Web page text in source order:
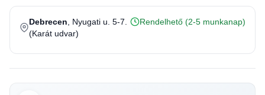
Debrecen , Nyugati u. 5-7.
(Karát udvar)
Rendelhető (2-5 munkanap)